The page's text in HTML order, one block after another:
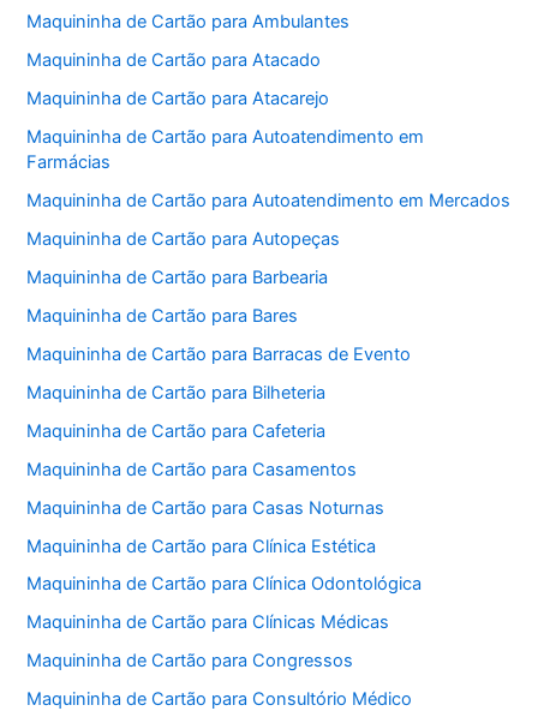
Maquininha de Cartão para Ambulantes
Maquininha de Cartão para Atacado
Maquininha de Cartão para Atacarejo
Maquininha de Cartão para Autoatendimento em
Farmácias
Maquininha de Cartão para Autoatendimento em Mercados
Maquininha de Cartão para Autopeças
Maquininha de Cartão para Barbearia
Maquininha de Cartão para Bares
Maquininha de Cartão para Barracas de Evento
Maquininha de Cartão para Bilheteria
Maquininha de Cartão para Cafeteria
Maquininha de Cartão para Casamentos
Maquininha de Cartão para Casas Noturnas
Maquininha de Cartão para Clínica Estética
Maquininha de Cartão para Clínica Odontológica
Maquininha de Cartão para Clínicas Médicas
Maquininha de Cartão para Congressos
Maquininha de Cartão para Consultório Médico